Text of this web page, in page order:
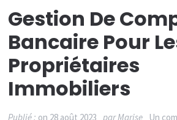
Gestion De
Bancaire Pour
Propriétaires
Immobiliers
Publié : on 28 août 2023 parMarise Un